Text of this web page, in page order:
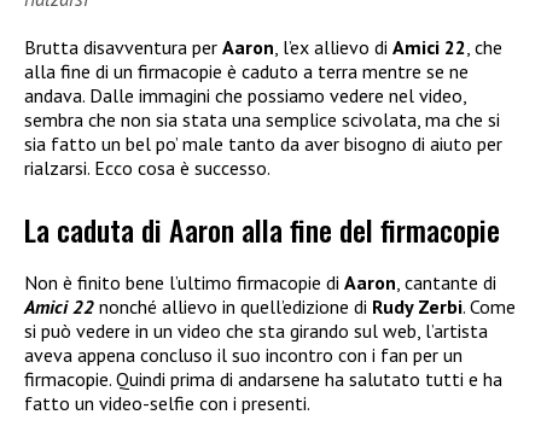
Brutta disavventura per Aaron, l’ex allievo di Amici 22, che
alla fine di un firmacopie è caduto a terra mentre se ne
andava. Dalle immagini che possiamo vedere nel video,
sembra che non sia stata una semplice scivolata, ma che si
sia fatto un bel po’ male tanto da aver bisogno di aiuto per
rialzarsi. Ecco cosa è successo.
La caduta di Aaron alla fine del firmacopie
Non è finito bene l’ultimo firmacopie di Aaron , cantante di
Amici 22 nonché allievo in quell’edizione di Rudy Zerbi. Come
si può vedere in un video che sta girando sul web, l’artista
aveva appena concluso il suo incontro con i fan per un
firmacopie. Quindi prima di andarsene ha salutato tutti e ha
fatto un video-selfie con i presenti.